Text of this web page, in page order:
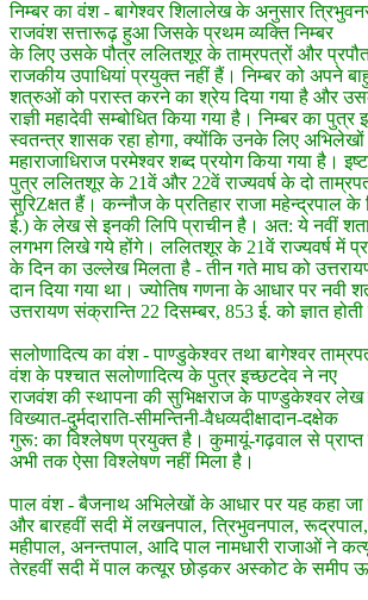
निम्बर का वंश - बागेश्वर शिलालेख के अनुसार
राजवंश सत्तारूढ़ हुआ जिसके प्रथम व्यक्ति निम्बर
के लिए उसके पौत्र ललितशूर के ताम्रपत्रों और
राजकीय उपाधियां प्रयुक्त नहीं हैं। निम्बर को अपने
शत्रुओं को परास्त करने का श्रेय दिया गया है और
राज्ञी महादेवी सम्बोधित किया गया है। निम्बर का
स्वतन्त्र शासक रहा होगा, क्योंकि उनके लिए
महाराजाधिराज परमेश्वर शब्द प्रयोग किया गया है।
पुत्र ललितशूर के 21वें और 22वें राज्यवर्ष के दो
सुरिZक्षत हैं। कन्नौज के प्रतिहार राजा महेन्द्रपाल के
ई.) के लेख से इनकी लिपि प्राचीन है। अत: ये नवीं
लगभग लिखे गये होंगे। ललितशूर के 21वें राज्यवर्ष में
के दिन का उल्लेख मिलता है - तीन गते माघ को
दान दिया गया था। ज्योतिष गणना के आधार पर नवी
उत्तरायण संक्रान्ति 22 दिसम्बर, 853 ई. को ज्ञात होती
सलोणादित्य का वंश - पाण्डुकेश्वर तथा बागेश्वर
वंश के पश्चात सलोणादित्य के पुत्र इच्छटदेव ने नए
राजवंश की स्थापना की सुभिक्षराज के पाण्डुकेश्वर
विख्यात-दुर्मदाराति-सीमन्तिनी-वैधव्यदीक्षादान-दक्षेक
गुरू: का विश्लेषण प्रयुक्त है। कुमायूं-गढ़वाल से प्राप्त
अभी तक ऐसा विश्लेषण नहीं मिला है।
पाल वंश - बैजनाथ अभिलेखों के आधार पर यह कहा जा
और बारहवीं सदी में लखनपाल, त्रिभुवनपाल,
महीपाल, अनन्तपाल, आदि पाल नामधारी राजाओं ने
तेरहवीं सदी में पाल कत्यूर छोड़कर अस्कोट के समीप